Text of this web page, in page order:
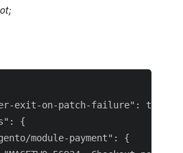
exit-on-patch-failure": true,
{
module-payment": {